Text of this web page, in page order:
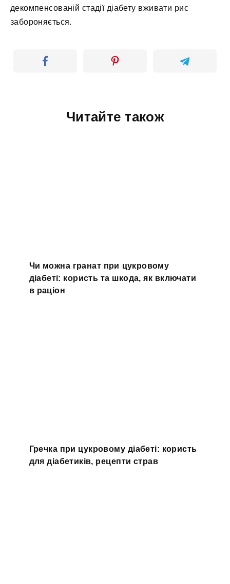
декомпенсованій стадії діабету вживати рис
забороняється.
Читайте також
Чи можна гранат при цукровому
діабеті: користь та шкода, як включати
в раціон
Гречка при цукровому діабеті: користь
для діабетиків, рецепти страв